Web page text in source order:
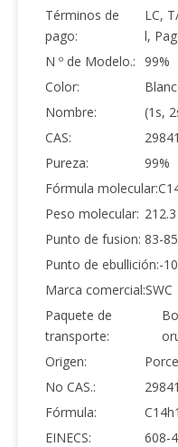
Términos de
pago:
LC,
l,
N º de Modelo.: 99%
Color:
Nombre:
(1s,
CAS:
Pureza:
99%
Fórmula molecular:
Peso molecular: 212.3
Punto de fusion: 83-
Punto de ebullición:-
Marca comercial:SWC
Paquete de
transporte:
Origen:
No CAS.:
Fórmula:
EINECS:
608-